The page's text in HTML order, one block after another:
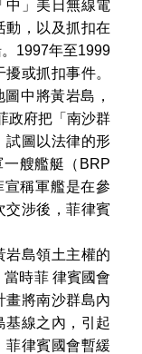
中」美日無線電
動，以及抓扣在
1997年至1999
或抓扣事件。
中將黃岩島，
政府把「南沙群
試圖以法律的形
艘艦艇（BRP
宣稱軍艦是在參
交涉後，菲律賓
島領土主權的
時菲 律賓國會
畫將南沙群島內
基線之內，引起
菲律賓國會暫緩